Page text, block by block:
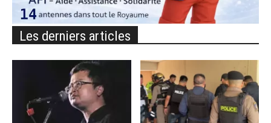
Les derniers articles